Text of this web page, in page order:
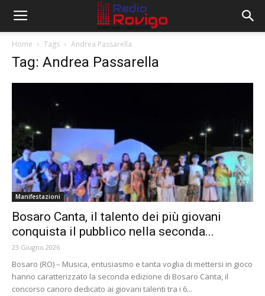
Home Tags Andrea Passarella
Tag: Andrea Passarella
Manifestazioni
Bosaro Canta, il talento dei più giovani
conquista il pubblico nella seconda...
23 Giugno 2026
Bosaro (RO) – Musica, entusiasmo e tanta voglia di mettersi in gioco
hanno caratterizzato la seconda edizione di Bosaro Canta, il
concorso canoro dedicato ai giovani talenti tra i 6...